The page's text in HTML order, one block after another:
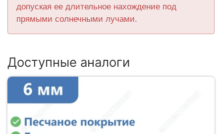
допуская ее длительное нахождение под
прямыми солнечными лучами.
Доступные аналоги